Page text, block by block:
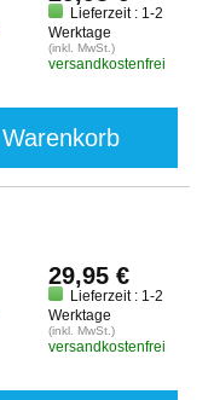
Lieferzeit : 1-2
Werktage
(inkl. MwSt.)
versandkostenfrei
29,95 €
Lieferzeit : 1-2
Werktage
(inkl. MwSt.)
versandkostenfrei